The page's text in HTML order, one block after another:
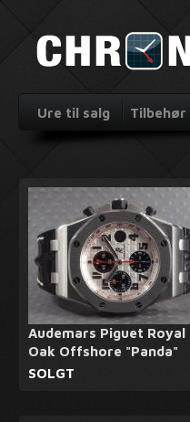
Ure til salg Tilbehør
Audemars Piguet Royal
Oak Offshore "Panda"
SOLGT